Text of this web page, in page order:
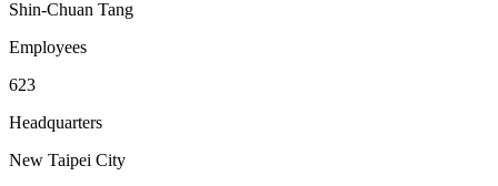
Shin-Chuan Tang
Employees
623
Headquarters
New Taipei City